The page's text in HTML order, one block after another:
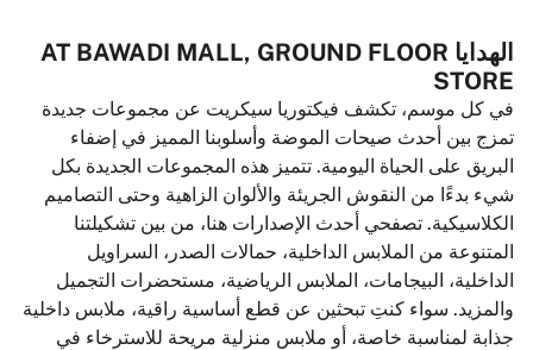
الهدايا AT BAWADI MALL, GROUND FLOOR
STORE
في كل موسم، تكشف فيكتوريا سيكريت عن مجموعات جديدة
تمزج بين أحدث صيحات الموضة وأسلوبنا المميز في إضفاء
البريق على الحياة اليومية. تتميز هذه المجموعات الجديدة بكل
شيء بدءًا من النقوش الجريئة والألوان الزاهية وحتى التصاميم
الكلاسيكية. تصفحي أحدث الإصدارات هنا، من بين تشكيلتنا
المتنوعة من الملابس الداخلية، حمالات الصدر، السراويل
الداخلية، البيجامات، الملابس الرياضية، مستحضرات التجميل
والمزيد. سواء كنتِ تبحثين عن قطع أساسية راقية، ملابس داخلية
جذابة لمناسبة خاصة، أو ملابس منزلية مريحة للاسترخاء في